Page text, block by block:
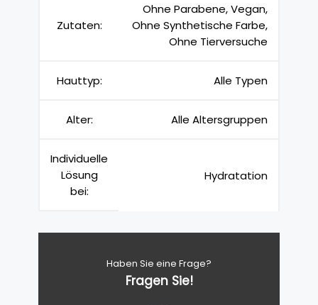
Zutaten:
Ohne Parabene, Vegan,
Ohne Synthetische Farbe,
Ohne Tierversuche
Hauttyp: Alle Typen
Alter: Alle Altersgruppen
Individuelle
Lösung
bei:
Hydratation
Haben Sie eine Frage?
Fragen Sie!